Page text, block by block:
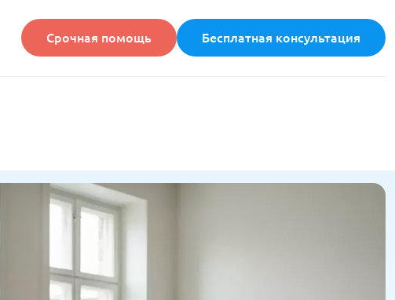
Срочная помощь Бесплатная консультация